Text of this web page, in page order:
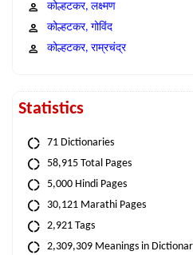
कोल्हटकर, लक्ष्मण
कोल्हटकर, गोविंद
कोल्हटकर, राम्रचंद्र
Statistics
71 Dictionaries
58,915 Total Pages
5,000 Hindi Pages
30,121 Marathi Pages
2,921 Tags
2,309,309 Meanings in